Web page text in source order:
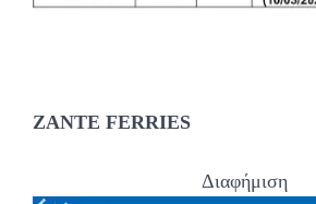
ZANTE FERRIES
Διαφήμιση